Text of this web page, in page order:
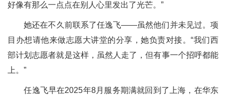
好像有那么一点点在别人心里发出了光芒。”
她还在不久前联系了任逸飞——虽然他们并未见过。项
目办想请他来做志愿大讲堂的分享，她负责对接。“我们西
部计划志愿者就是这样，虽然人走了，但有事一个招呼都能
上。”
任逸飞早在2025年8月服务期满就回到了上海，在华东